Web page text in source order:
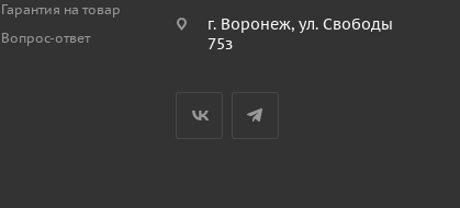
Гарантия на товар
Вопрос-ответ
г. Воронеж, ул. Свободы
75з